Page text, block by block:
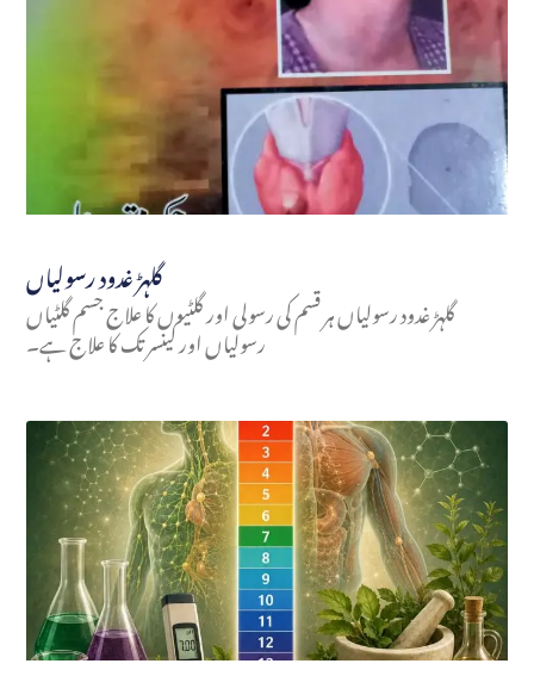
گلہڑ غدود رسولیاں
گلہڑ غدود رسولیاں ہر قسم کی رسولی اور گلٹیوں کا علاج جسم گلٹیاں
رسولیاں اور کینسر تک کا علاج ہے۔